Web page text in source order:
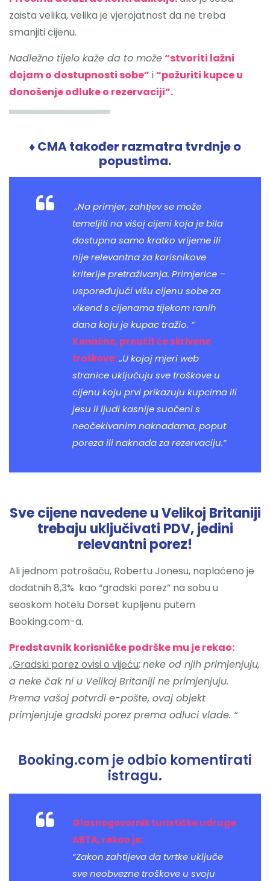
zaista velika, velika je vjerojatnost da ne treba
smanjiti cijenu.
Nadležno tijelo kaže da to može“stvoriti lažni
dojam o dostupnosti sobe” i“požuriti kupce u
donošenje odluke o rezervaciji”.
♦ CMA također razmatra tvrdnje o
popustima.
„Na primjer, zahtjev se može
temeljiti na višoj cijeni koja je bila
dostupna samo kratko vrijeme ili
nije relevantna za korisnikove
kriterije pretraživanja. Primjerice –
uspoređujući višu cijenu sobe za
vikend s cijenama tijekom ranih
dana koju je kupac tražio. “
Konačno, proučit će skrivene
troškove:„U kojoj mjeri web
stranice uključuju sve troškove u
cijenu koju prvi prikazuju kupcima ili
jesu li ljudi kasnije suočeni s
neočekivanim naknadama, poput
poreza ili naknada za rezervaciju.“
Sve cijene navedene u Velikoj Britaniji
trebaju uključivati PDV, jedini
relevantni porez!
Ali jednom potrošaču, Robertu Jonesu, naplaćeno je
dodatnih 8,3% kao “gradski porez” na sobu u
seoskom hotelu Dorset kupljenu putem
Booking.com-a.
Predstavnik korisničke podrške mu je rekao:
„Gradski porez ovisi o vijeću; neke od njih primjenjuju,
a neke čak ni u Velikoj Britaniji ne primjenjuju.
Prema vašoj potvrdi e-pošte, ovaj objekt
primjenjuje gradski porez prema odluci vlade. “
Booking.com je odbio komentirati
istragu.
Glasnogovornik turističke udruge
ABTA, rekao je:
“Zakon zahtijeva da tvrtke uključe
sve neobvezne troškove u svoju